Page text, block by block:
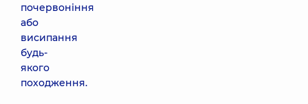
почервоніння
або
висипання
будь-
якого
походження.